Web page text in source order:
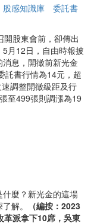
股感知識庫
委託書
股東會前，卻傳出
月12日，自由時報披
息，開徵前新光金
託書行情為14元，超
調整開徵級距及行
至499張則調漲為19
麼？新光金的這場
解。
（編按：2023
革派拿下10席，吳東